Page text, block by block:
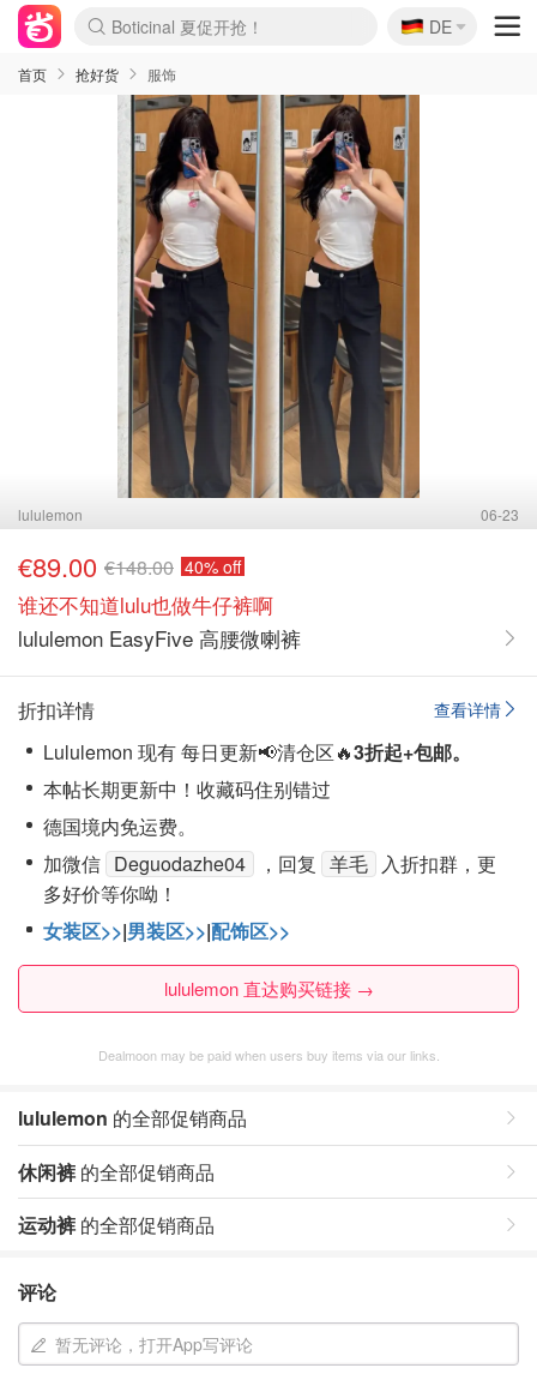
Boticinal 夏促开抢！
4折！lulu周四疯狂上新
还没结束！&OtherStories大促
Joybuy变相75折 随时失效
速领！Stanley独家85折
疑似霸哥！Camper额外叠85折
Zalando 奥莱闪促！每日更新
Moncler反季囤！5折起+叠9折
Coach Brooklyn仅€192
🇩🇪
DE
首页 抢好货 服饰
lululemon 06-23
€89.00 €148.00 40% off
谁还不知道lulu也做牛仔裤啊
lululemon EasyFive 高腰微喇裤
查看详情
折扣详情
Lululemon 现有 每日更新📢清仓区🔥3折起+包邮。
本帖长期更新中！收藏码住别错过
德国境内免运费。
加微信 Deguodazhe04 ，回复 羊毛 入折扣群，更
多好价等你呦！
女装区>>|男装区>>|配饰区>>
lululemon 直达购买链接 →
Dealmoon may be paid when users buy items via our links.
lululemon 的全部促销商品
休闲裤 的全部促销商品
运动裤 的全部促销商品
评论
暂无评论，打开App写评论